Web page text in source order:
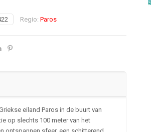
Regio:Paros
eiland Paros in de buurt van
op slechts 100 meter van het